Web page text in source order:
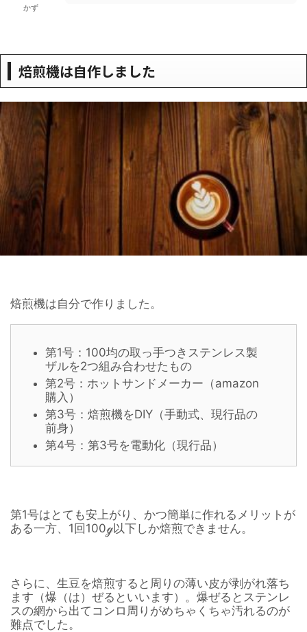
かず
焙煎機は自作しました
焙煎機は自分で作りました。
第1号：100均の取っ手つきステンレス製
ザルを2つ組み合わせたもの
第2号：ホットサンドメーカー（amazon
購入）
第3号：焙煎機をDIY（手動式、現行品の
前身）
第4号：第3号を電動化（現行品）
第1号はとても安上がり、かつ簡単に作れるメリットが
ある一方、1回100ℊ以下しか焙煎できません。
さらに、生豆を焙煎すると周りの薄い皮が剥がれ落ち
ます（爆（は）ぜるといいます）。爆ぜるとステンレ
スの網から出てコンロ周りがめちゃくちゃ汚れるのが
難点でした。